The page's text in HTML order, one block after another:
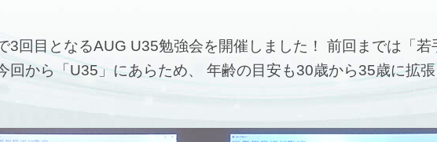
3回目となるAUG U35勉強会を開催しました！ 前回までは「若
回から「U35」にあらため、 年齢の目安も30歳から35歳に拡